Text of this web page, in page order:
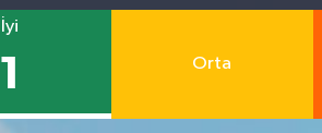
İyi
1 Orta